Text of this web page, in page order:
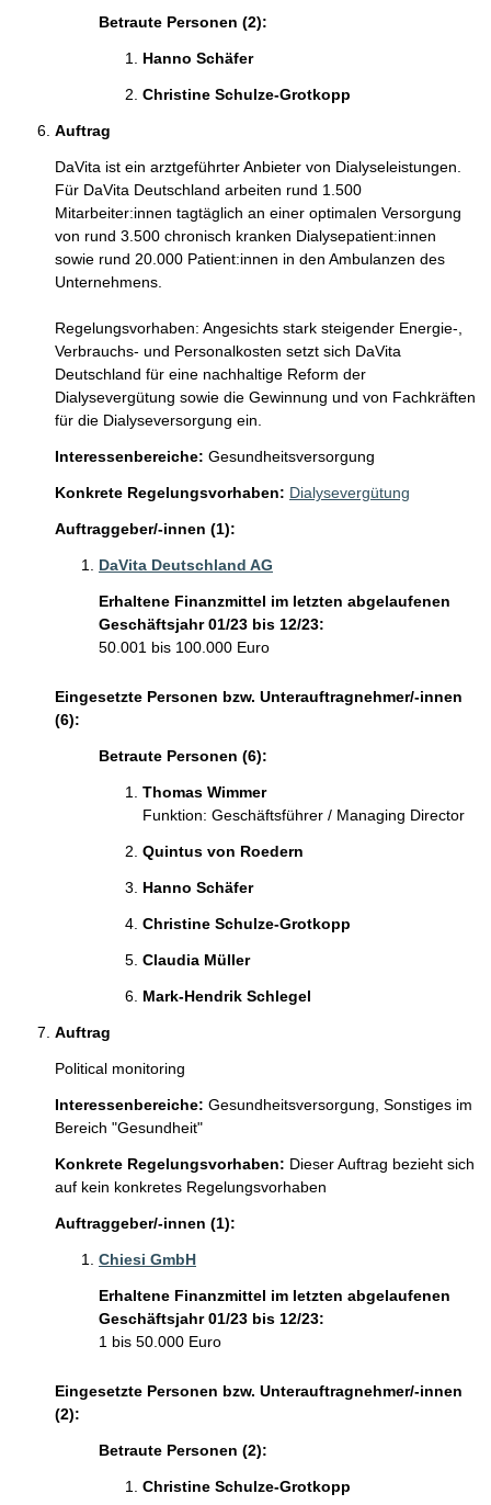
Betraute Personen (2):
Hanno Schäfer
Christine Schulze-Grotkopp
Auftrag
DaVita ist ein arztgeführter Anbieter von Dialyseleistungen.
Für DaVita Deutschland arbeiten rund 1.500
Mitarbeiter:innen tagtäglich an einer optimalen Versorgung
von rund 3.500 chronisch kranken Dialysepatient:innen
sowie rund 20.000 Patient:innen in den Ambulanzen des
Unternehmens.
Regelungsvorhaben: Angesichts stark steigender Energie-,
Verbrauchs- und Personalkosten setzt sich DaVita
Deutschland für eine nachhaltige Reform der
Dialysevergütung sowie die Gewinnung und von Fachkräften
Interessenbereiche: Gesundheitsversorgung
Konkrete Regelungsvorhaben: Dialysevergütung
Auftraggeber/-innen (1):
DaVita Deutschland AG
Erhaltene Finanzmittel im letzten abgelaufenen
Geschäftsjahr 01/23 bis 12/23:
50.001 bis 100.000 Euro
Eingesetzte Personen bzw. Unterauftragnehmer/-innen
(6):
Betraute Personen (6):
Thomas Wimmer
Funktion: Geschäftsführer / Managing Director
Quintus von Roedern
Hanno Schäfer
Christine Schulze-Grotkopp
Claudia Müller
Mark-Hendrik Schlegel
Auftrag
Political monitoring
Interessenbereiche: Gesundheitsversorgung, Sonstiges im
Bereich "Gesundheit"
Konkrete Regelungsvorhaben: Dieser Auftrag bezieht sich
auf kein konkretes Regelungsvorhaben
Auftraggeber/-innen (1):
Chiesi GmbH
Erhaltene Finanzmittel im letzten abgelaufenen
Geschäftsjahr 01/23 bis 12/23:
1 bis 50.000 Euro
Eingesetzte Personen bzw. Unterauftragnehmer/-innen
(2):
Betraute Personen (2):
Christine Schulze-Grotkopp